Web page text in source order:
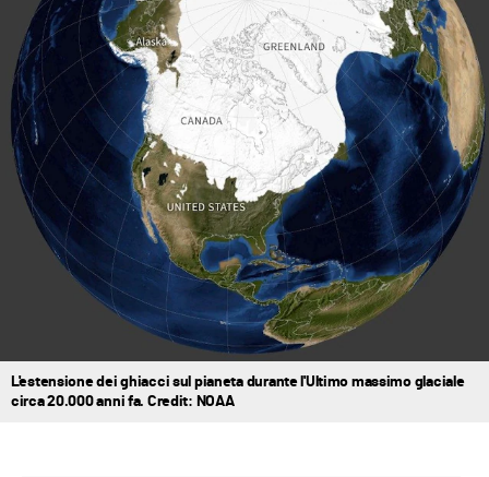
L'estensione dei ghiacci sul pianeta durante l'Ultimo massimo glaciale
circa 20.000 anni fa. Credit: NOAA